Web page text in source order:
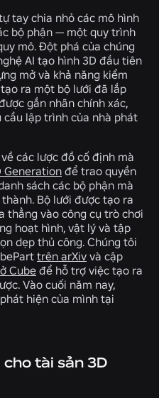
tay chia nhỏ các mô hình
bộ phận — một quy trình
mô. Đột phá của chúng
AI tạo hình 3D đầu tiên
mở và khả năng kiểm
ra một bộ lưới đã lắp
gắn nhãn chính xác,
lập trình của nhà phát
các lược đồ cố định mà
Generationđể trao quyền
sách các bộ phận mà
Bộ lưới được tạo ra
thẳng vào công cụ trò chơi
hoạt hình, vật lý và tập
dẹp thủ công. Chúng tôi
trên arXiv và cập
Cubeđể hỗ trợ việc tạo ra
Vào cuối năm nay,
hiện của mình tại
cho tài sản 3D